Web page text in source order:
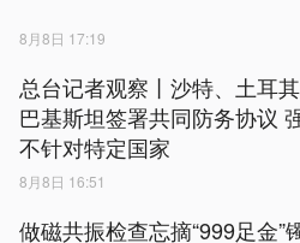
8月8日 17:19
总台记者观察丨沙特、土耳
巴基斯坦签署共同防务协议
不针对特定国家
8月8日 16:51
做磁共振检查忘摘“999足金”